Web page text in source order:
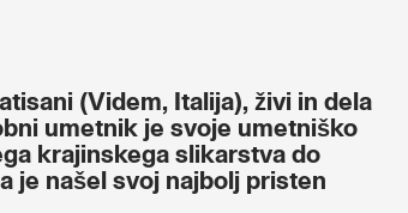
(Videm, Italija), živi in dela
umetnik je svoje umetniško
krajinskega slikarstva do
je našel svoj najbolj pristen